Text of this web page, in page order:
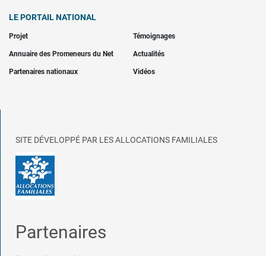
LE PORTAIL NATIONAL
Projet Témoignages
Annuaire des Promeneurs du Net Actualités
Partenaires nationaux Vidéos
SITE DÉVELOPPÉ PAR LES ALLOCATIONS FAMILIALES
Partenaires